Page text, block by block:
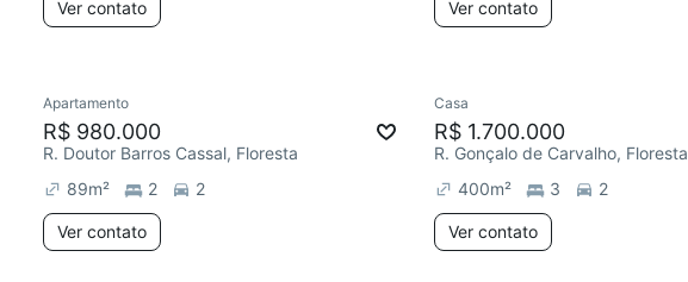
Ver contato Ver contato
Apartamento
R$ 980.000
R. Doutor Barros Cassal, Floresta
89m² 2 2
Ver contato
Casa
R$ 1.700.000
R. Gonçalo de Carvalho, Floresta
400m² 3 2
Ver contato